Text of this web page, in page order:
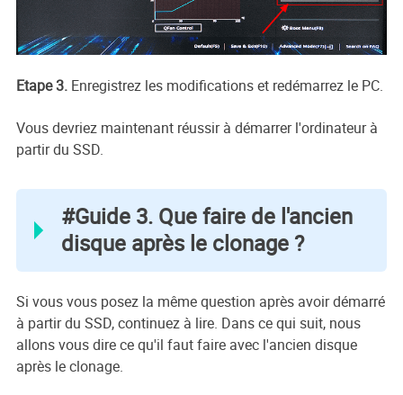
Etape 3. Enregistrez les modifications et redémarrez le PC.
Vous devriez maintenant réussir à démarrer l'ordinateur à
partir du SSD.
#Guide 3. Que faire de l'ancien
disque après le clonage ?
Si vous vous posez la même question après avoir démarré
à partir du SSD, continuez à lire. Dans ce qui suit, nous
allons vous dire ce qu'il faut faire avec l'ancien disque
après le clonage.